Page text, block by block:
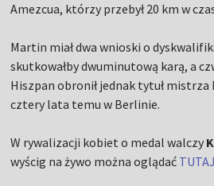
Amezcua, którzy przebył 20 km w
Martin miał dwa wnioski o
skutkowałby dwuminutową karą, a
Hiszpan obronił jednak tytuł mistrza
cztery lata temu w Berlinie.
W rywalizacji kobiet o medal walczy
wyścig na żywo można oglądać